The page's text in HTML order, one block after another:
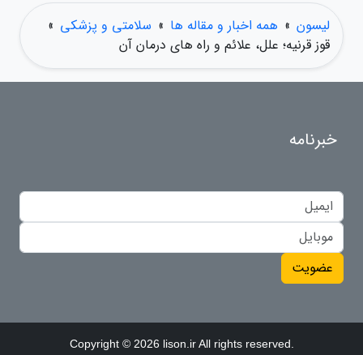
لیسون » همه اخبار و مقاله ها » سلامتی و پزشکی »
قوز قرنیه؛ علل، علائم و راه های درمان آن
خبرنامه
عضویت
Copyright © 2026 lison.ir All rights reserved.